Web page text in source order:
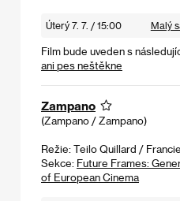
Úterý 7. 7. / 15:00 Malý
Film bude uveden s
ani pes neštěkne
Zampano
(Zampano / Zampano)
Režie: Teilo Quillard /
Sekce: Future Frames:
of European Cinema